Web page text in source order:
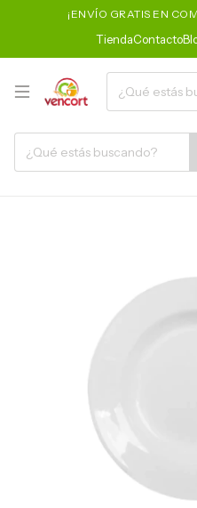
¡ENVÍO GRATIS EN
TiendaContacto